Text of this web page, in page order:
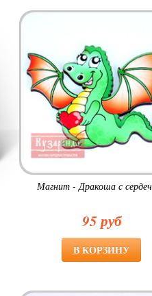
Магнит - Дракоша с
95 руб